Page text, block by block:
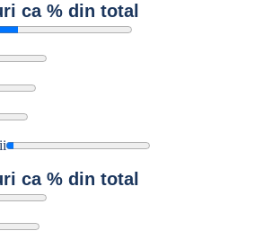
ca % din total
ca % din total